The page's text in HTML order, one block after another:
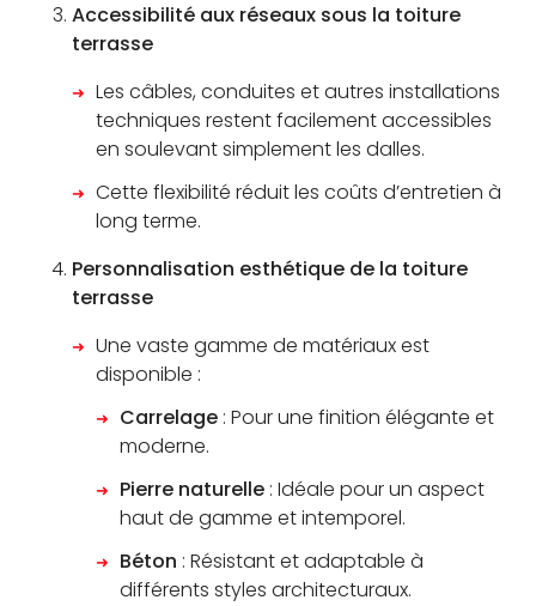
Accessibilité aux réseaux sous la toiture
terrasse
Les câbles, conduites et autres installations
techniques restent facilement accessibles
en soulevant simplement les dalles.
Cette flexibilité réduit les coûts d’entretien à
long terme.
Personnalisation esthétique de la toiture
terrasse
Une vaste gamme de matériaux est
disponible :
Carrelage : Pour une finition élégante et
moderne.
Pierre naturelle : Idéale pour un aspect
haut de gamme et intemporel.
Béton : Résistant et adaptable à
différents styles architecturaux.